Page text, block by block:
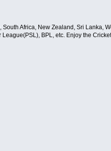
Africa, New Zealand, Sri Lanka,
BPL, etc. Enjoy the